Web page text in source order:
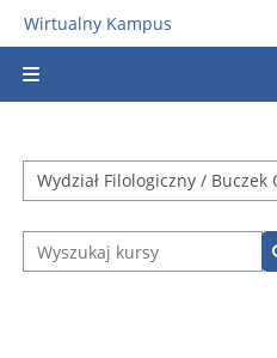
Przejdź do głównej zawartości
Wirtualny Kampus
Kategorie kursów
Wyszukaj kursy